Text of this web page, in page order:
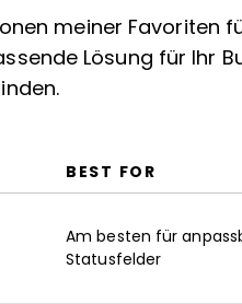
meiner Favoriten
Lösung für Ihr
BEST FOR
Am besten für
Statusfelder